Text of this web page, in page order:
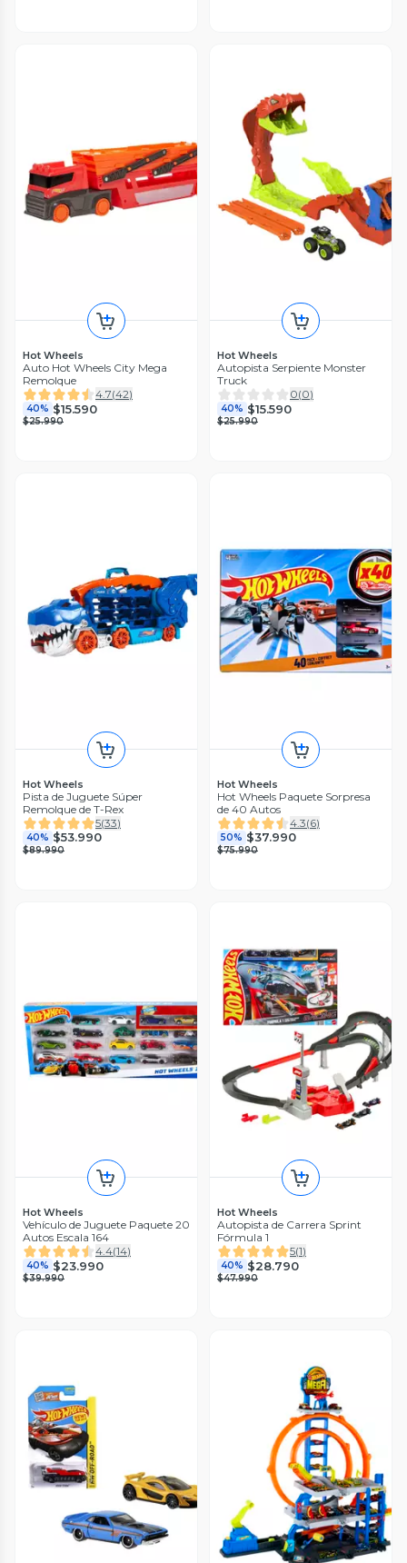
Hot Wheels
Auto Hot Wheels City Mega
Remolque
4.7(42)
40% $15.590
$25.990
Hot Wheels
Autopista Serpiente Monster
Truck
0(0)
40% $15.590
$25.990
Hot Wheels
Pista de Juguete Súper
Remolque de T-Rex
5(33)
40% $53.990
$89.990
Hot Wheels
Hot Wheels Paquete Sorpresa
de 40 Autos
4.3(6)
50% $37.990
$75.990
Hot Wheels
Vehículo de Juguete Paquete 20
Autos Escala 164
4.4(14)
40% $23.990
$39.990
Hot Wheels
Autopista de Carrera Sprint
Fórmula 1
5(1)
40% $28.790
$47.990